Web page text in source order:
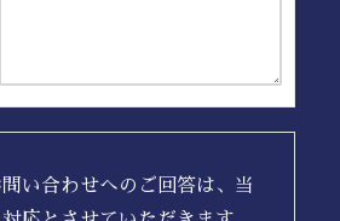
い合わせへのご回答は、当